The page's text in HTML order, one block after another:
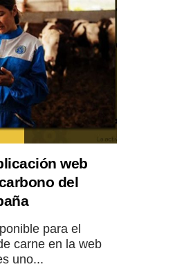
web
del
para el
carne en la web
uno...